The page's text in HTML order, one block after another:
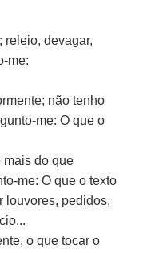
releio, devagar,
me:
não tenho
me: O que o
mais do que
me: O que o texto
louvores, pedidos,
o que tocar o